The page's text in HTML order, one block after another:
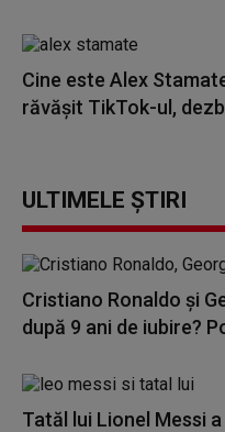
Cine este Alex
răvășit TikTok-ul,
ULTIMELE ȘTIRI
Cristiano Ronaldo și
după 9 ani de iubire?
Tatăl lui Lionel Messi